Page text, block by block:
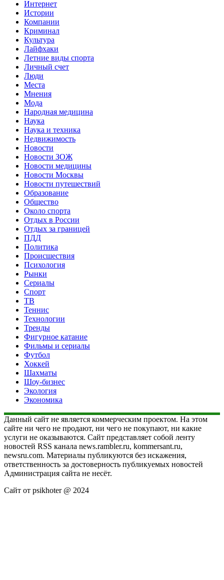
Интернет
Истории
Компании
Криминал
Культура
Лайфхаки
Летние виды спорта
Личный счет
Люди
Места
Мнения
Мода
Народная медицина
Наука
Наука и техника
Недвижимость
Новости
Новости ЗОЖ
Новости медицины
Новости Москвы
Новости путешествий
Образование
Общество
Около спорта
Отдых в России
Отдых за границей
ПДД
Политика
Происшествия
Психология
Рынки
Сериалы
Спорт
ТВ
Теннис
Технологии
Тренды
Фигурное катание
Фильмы и сериалы
Футбол
Хоккей
Шахматы
Шоу-бизнес
Экология
Экономика
Данный сайт не является коммерческим проектом. На этом
сайте ни чего не продают, ни чего не покупают, ни какие
услуги не оказываются. Сайт представляет собой ленту
новостей RSS канала news.rambler.ru, kommersant.ru,
newsru.com. Материалы публикуются без искажения,
ответственность за достоверность публикуемых новостей
Администрация сайта не несёт.
Сайт от psikhoter @ 2024